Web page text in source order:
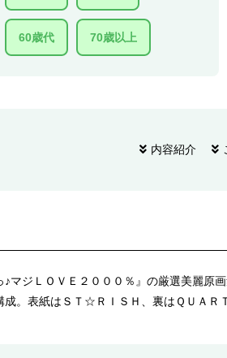
60歳代 70歳以上
内容紹介
♪マジＬＯＶＥ２０００％』の厳選美麗
成。表紙はＳＴ☆ＲＩＳＨ、裏はＱＵＡＲ